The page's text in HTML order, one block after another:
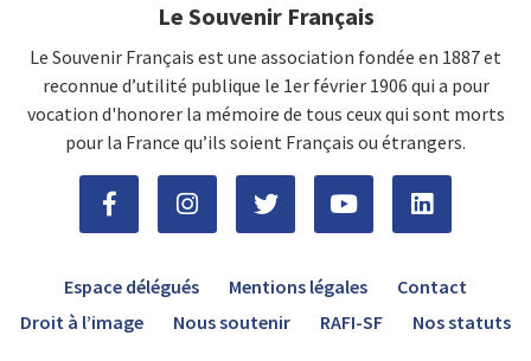
Le Souvenir Français
Le Souvenir Français est une association fondée en 1887 et
reconnue d’utilité publique le 1er février 1906 qui a pour
vocation d'honorer la mémoire de tous ceux qui sont morts
pour la France qu’ils soient Français ou étrangers.
Espace délégués Mentions légales
Contact
Droit à l’image
Nous soutenir RAFI-SF Nos statuts